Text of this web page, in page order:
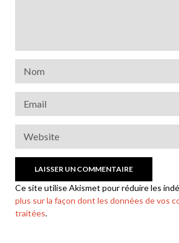
Ce site utilise Akismet pour réduire les
plus sur la façon dont les données de vos
traitées.